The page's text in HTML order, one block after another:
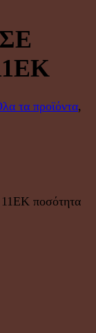
τα προϊόντα,
ποσότητα